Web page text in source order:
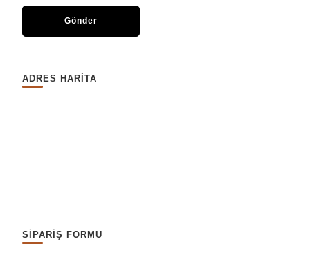
ADRES HARİTA
SİPARİŞ FORMU